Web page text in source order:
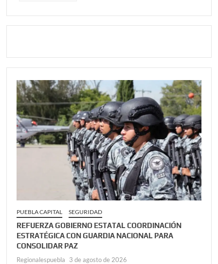
PUEBLA CAPITAL SEGURIDAD
REFUERZA GOBIERNO ESTATAL COORDINACIÓN
ESTRATÉGICA CON GUARDIA NACIONAL PARA
CONSOLIDAR PAZ
Regionalespuebla 3 de agosto de 2026